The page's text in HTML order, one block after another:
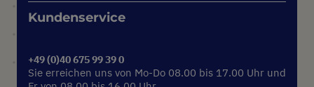
Kundenservice
+49 (0)40 675 99 39 0
Sie erreichen uns von Mo-Do 08.00 bis 17.00 Uhr und